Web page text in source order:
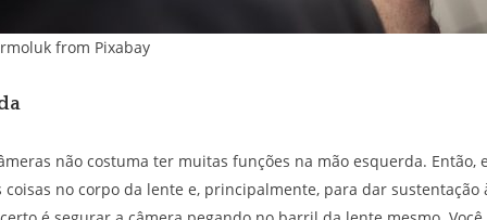
from Pixabay
não costuma ter muitas funções na mão esquerda. Então,
no corpo da lente e, principalmente, para dar sustentação